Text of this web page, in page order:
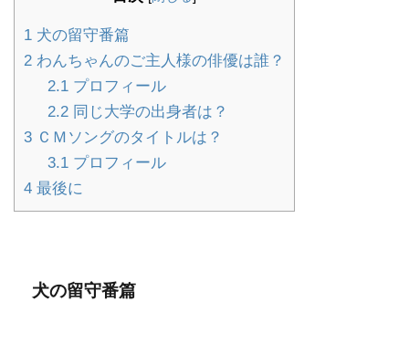
1 犬の留守番篇
2 わんちゃんのご主人様の俳優は誰？
2.1プロフィール
2.2同じ大学の出身者は？
3 ＣＭソングのタイトルは？
3.1プロフィール
4 最後に
犬の留守番篇